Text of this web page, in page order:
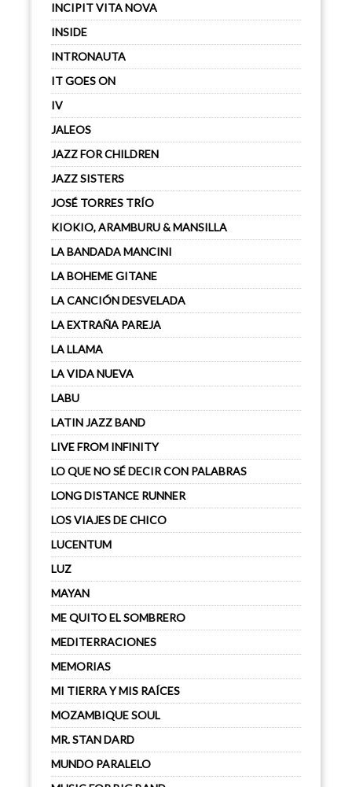
INCIPIT VITA NOVA
INSIDE
INTRONAUTA
IT GOES ON
IV
JALEOS
JAZZ FOR CHILDREN
JAZZ SISTERS
JOSÉ TORRES TRÍO
KIOKIO, ARAMBURU & MANSILLA
LA BANDADA MANCINI
LA BOHEME GITANE
LA CANCIÓN DESVELADA
LA EXTRAÑA PAREJA
LA LLAMA
LA VIDA NUEVA
LABU
LATIN JAZZ BAND
LIVE FROM INFINITY
LO QUE NO SÉ DECIR CON PALABRAS
LONG DISTANCE RUNNER
LOS VIAJES DE CHICO
LUCENTUM
LUZ
MAYAN
ME QUITO EL SOMBRERO
MEDITERRACIONES
MEMORIAS
MI TIERRA Y MIS RAÍCES
MOZAMBIQUE SOUL
MR. STAN DARD
MUNDO PARALELO